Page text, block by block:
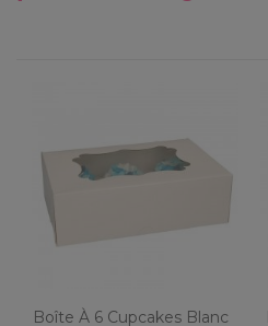
Boîte À 6 Cupcakes Blanc